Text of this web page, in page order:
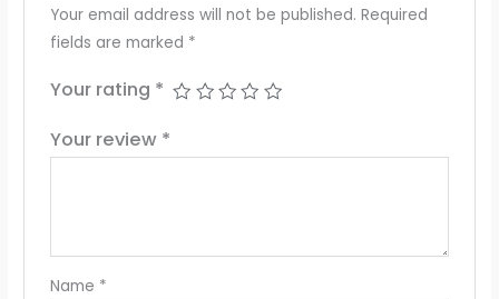
Your email address will not be published. Required
fields are marked *
Your rating *
Your review *
Name *